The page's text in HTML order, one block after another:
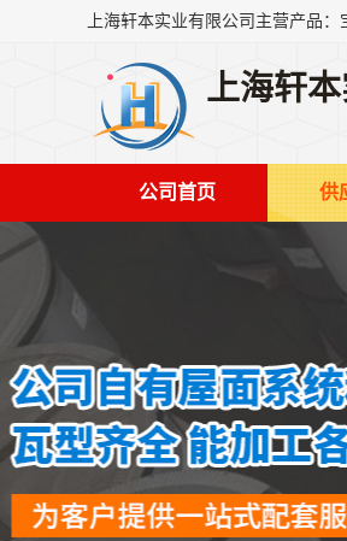
上海轩
公司首页 供